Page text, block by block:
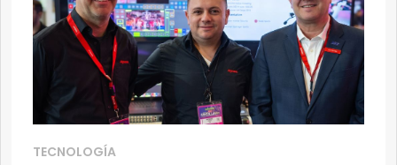
TECNOLOGÍA